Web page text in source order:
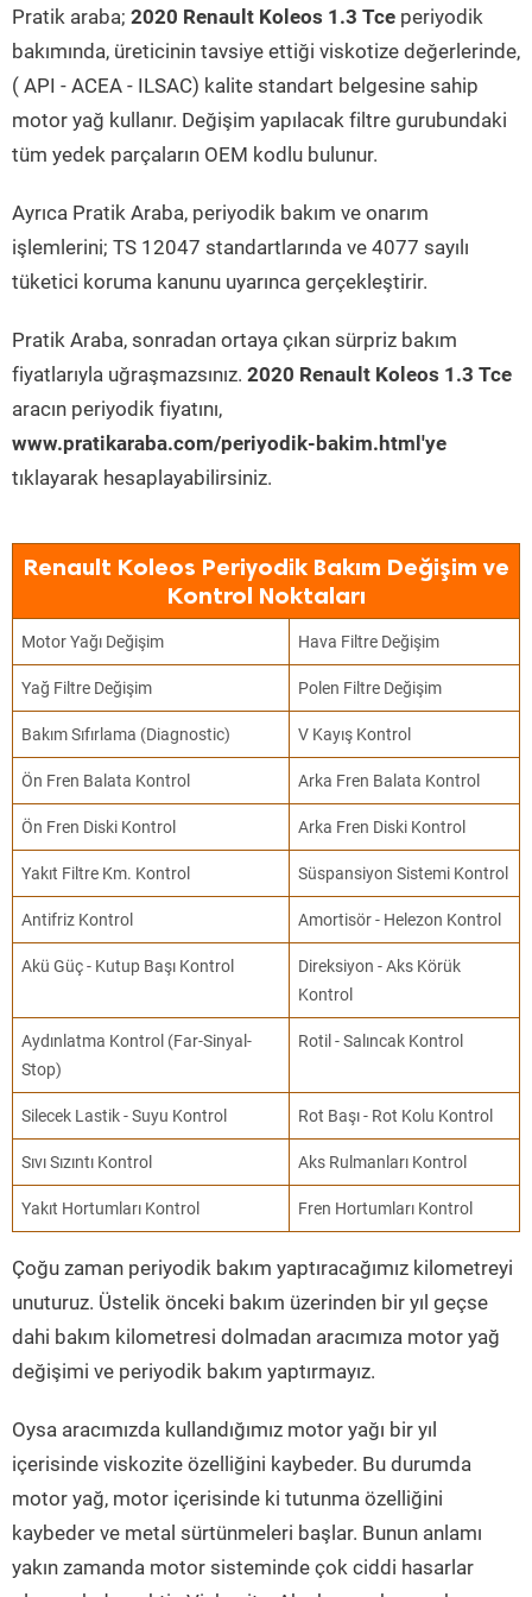
Pratik araba; 2020 Renault Koleos 1.3 Tce periyodik
bakımında, üreticinin tavsiye ettiği viskotize değerlerinde,
( API - ACEA - ILSAC) kalite standart belgesine sahip
motor yağ kullanır. Değişim yapılacak filtre gurubundaki
tüm yedek parçaların OEM kodlu bulunur.
Ayrıca Pratik Araba, periyodik bakım ve onarım
işlemlerini; TS 12047 standartlarında ve 4077 sayılı
tüketici koruma kanunu uyarınca gerçekleştirir.
Pratik Araba, sonradan ortaya çıkan sürpriz bakım
fiyatlarıyla uğraşmazsınız. 2020 Renault Koleos 1.3 Tce
aracın periyodik fiyatını,
www.pratikaraba.com/periyodik-bakim.html'ye
tıklayarak hesaplayabilirsiniz.
Renault Koleos Periyodik Bakım Değişim ve
Kontrol Noktaları
Motor Yağı Değişim Hava Filtre Değişim
Yağ Filtre Değişim Polen Filtre Değişim
Bakım Sıfırlama (Diagnostic) V Kayış Kontrol
Ön Fren Balata Kontrol Arka Fren Balata Kontrol
Ön Fren Diski Kontrol Arka Fren Diski Kontrol
Yakıt Filtre Km. Kontrol Süspansiyon Sistemi Kontrol
Antifriz Kontrol Amortisör - Helezon Kontrol
Akü Güç - Kutup Başı Kontrol
Direksiyon - Aks Körük
Kontrol
Aydınlatma Kontrol (Far-Sinyal-
Stop)
Rotil - Salıncak Kontrol
Silecek Lastik - Suyu Kontrol Rot Başı - Rot Kolu Kontrol
Sıvı Sızıntı Kontrol Aks Rulmanları Kontrol
Yakıt Hortumları Kontrol Fren Hortumları Kontrol
Çoğu zaman periyodik bakım yaptıracağımız kilometreyi
unuturuz. Üstelik önceki bakım üzerinden bir yıl geçse
dahi bakım kilometresi dolmadan aracımıza motor yağ
değişimi ve periyodik bakım yaptırmayız.
Oysa aracımızda kullandığımız motor yağı bir yıl
içerisinde viskozite özelliğini kaybeder. Bu durumda
motor yağ, motor içerisinde ki tutunma özelliğini
kaybeder ve metal sürtünmeleri başlar. Bunun anlamı
yakın zamanda motor sisteminde çok ciddi hasarlar